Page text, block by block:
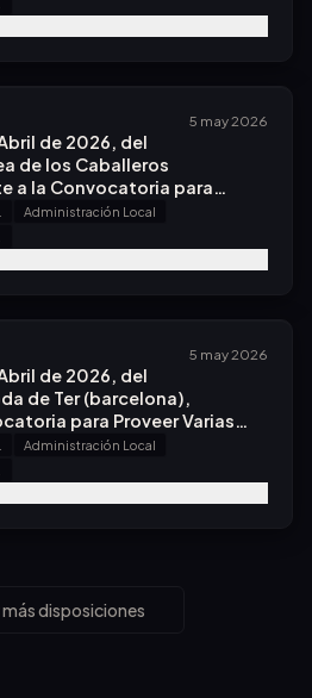
5 may 2026
de 2026, del
de los Caballeros
a la Convocatoria para
Administración Local
5 may 2026
de 2026, del
de Ter (barcelona),
para Proveer Varias
Administración Local
disposiciones